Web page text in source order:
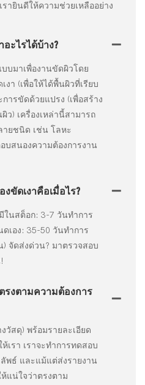
ายินดีให้ความช่วยเหลืออย่าง
ะไรได้บ้าง?
บบมาเพื่องานขัดผิวโดย
งา (เพื่อให้ได้พื้นผิวที่เรียบ
การขัดด้วยแปรง (เพื่อสร้าง
ว) เครื่องเหล่านี้สามารถ
ยชนิด เช่น โลหะ
บสนองความต้องการงาน
งขัดเงาคือเมื่อไร?
นสต็อก: 3-7 วันทำการ
เอง: 35-50 วันทำการ
จัดส่งด่วน? มาตรวจสอบ
รงตามความต้องการ
วัสดุ) พร้อมรายละเอียด
เรา เราจะทำการทดสอบ
พธ์ และแม้แต่ส่งรายงาน
แน่ใจว่าตรงตาม